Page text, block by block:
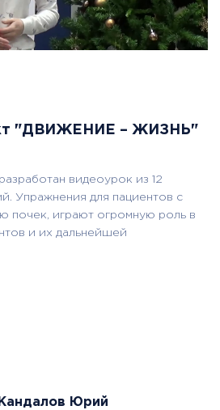
"ДВИЖЕНИЕ – ЖИЗНЬ"
видеоурок из 12
Упражнения для пациентов с
почек, играют огромную роль в
и их дальнейшей
Юрий